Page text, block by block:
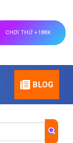
CHƠI THỬ +188K
BLOG